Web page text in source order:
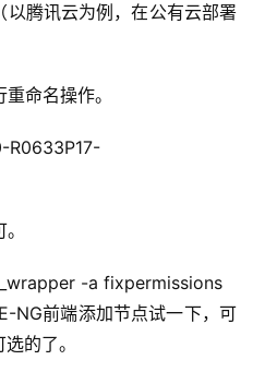
以腾讯云为例，在公有云部署
命名操作。
R0633P17-
-a fixpermissions
NG前端添加节点试一下，可
的了。